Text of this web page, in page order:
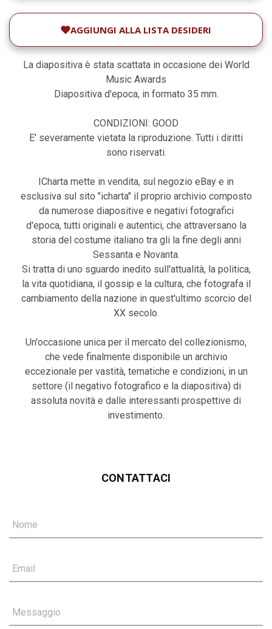
AGGIUNGI ALLA LISTA DESIDERI
La diapositiva è stata scattata in occasione dei World
Music Awards
Diapositiva d'epoca, in formato 35 mm.
CONDIZIONI: GOOD
E' severamente vietata la riproduzione. Tutti i diritti
sono riservati.
ICharta mette in vendita, sul negozio eBay e in
esclusiva sul sito "icharta" il proprio archivio composto
da numerose diapositive e negativi fotografici
d'epoca, tutti originali e autentici, che attraversano la
storia del costume italiano tra gli la fine degli anni
Sessanta e Novanta.
Si tratta di uno sguardo inedito sull'attualità, la politica,
la vita quotidiana, il gossip e la cultura, che fotografa il
cambiamento della nazione in quest'ultimo scorcio del
XX secolo.
Un'occasione unica per il mercato del collezionismo,
che vede finalmente disponibile un archivio
eccezionale per vastità, tematiche e condizioni, in un
settore (il negativo fotografico e la diapositiva) di
assoluta novità e dalle interessanti prospettive di
investimento.
CONTATTACI
Nome
Email
Messaggio